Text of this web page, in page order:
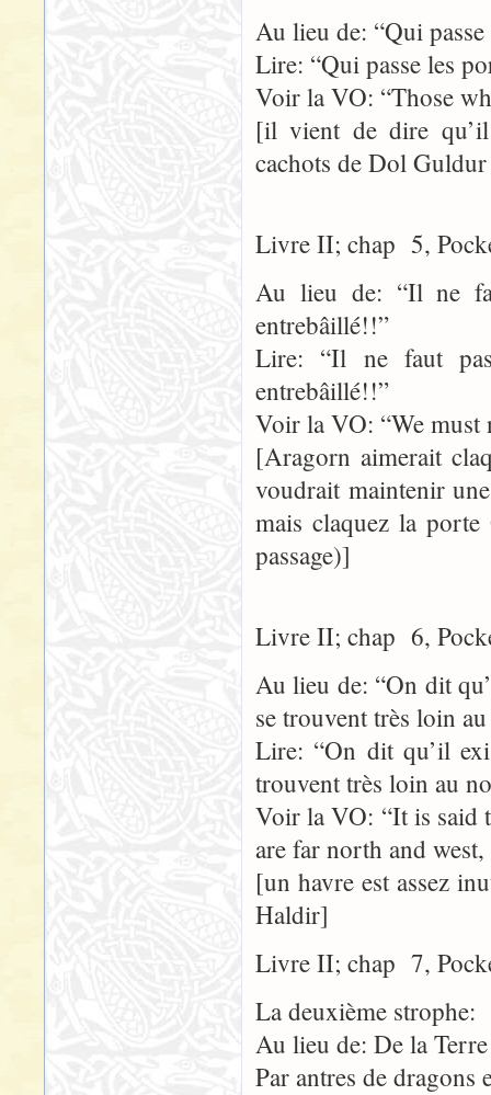
Au lieu de: “Qui
Lire: “Qui passe les
Voir la VO: “Those
[il vient de dire
cachots de Dol
Livre II; chap 5,
Au lieu de: “Il ne
entrebâillé!!”
Lire: “Il ne faut
entrebâillé!!”
Voir la VO: “We must
[Aragorn aimerait
voudrait maintenir
mais claquez la
passage)]
Livre II; chap 6,
Au lieu de: “On dit
se trouvent très loin
Lire: “On dit qu’il
trouvent très loin au
Voir la VO: “It is said
are far north and
[un havre est assez
Haldir]
Livre II; chap 7,
La deuxième strophe:
Au lieu de: De la
Par antres de dragons